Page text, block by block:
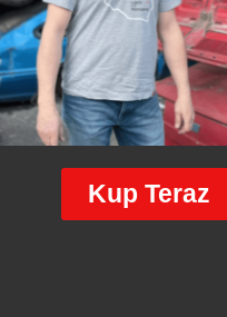
Kup Teraz